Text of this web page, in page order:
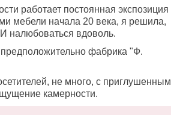
работает постоянная экспозиция
мебели начала 20 века, я решила,
И налюбоваться вдоволь.
фабрика "Ф.
не много, с приглушенным
камерности.